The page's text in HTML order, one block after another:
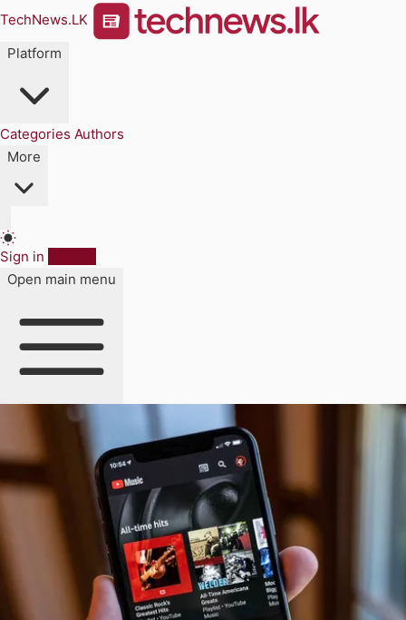
TechNews.LK
Platform
Categories Authors
More
Sign in
Open main menu